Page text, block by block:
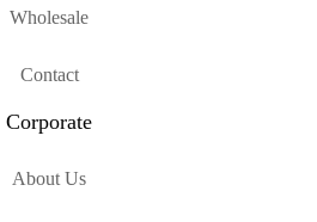
Wholesale
Contact
Corporate
About Us